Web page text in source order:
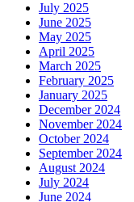
July 2025
June 2025
May 2025
April 2025
March 2025
February 2025
January 2025
December 2024
November 2024
October 2024
September 2024
August 2024
July 2024
June 2024